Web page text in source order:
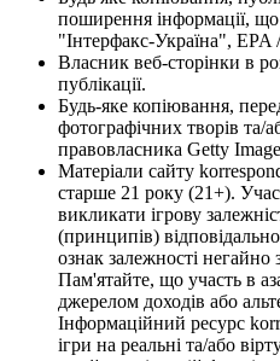
поширення інформації,
"Інтерфакс-Україна", EPA
Власник веб-сторінки в
публікації.
Будь-яке копіювання,
фотографічних творів та/
правовласника Getty
Матеріали сайту
старше 21 року (21+).
викликати ігрову
(принципів)
ознак залежності негайно
Пам'ятайте, що участь в
джерелом доходів або
Інформаційний ресурс
ігри на реальні та/або